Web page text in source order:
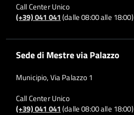
Call Center Unico
(+39) 041 041(dalle 08:00 alle 18:00)
Sede di Mestre via Palazzo
Municipio, Via Palazzo 1
Call Center Unico
(+39) 041 041(dalle 08:00 alle 18:00)